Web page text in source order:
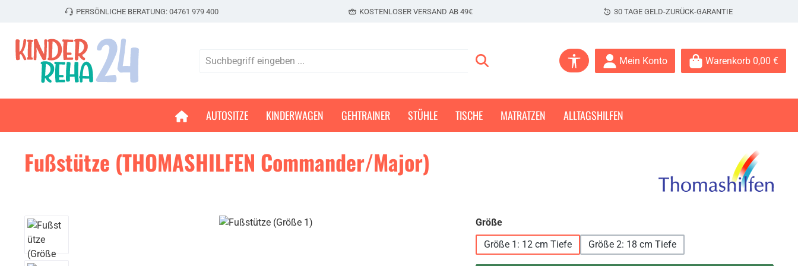
Hauptinhalt springen
Zur Suche springen
Zur Hauptnavigation springen
PERSÖNLICHE BERATUNG: 04761 979 400 KOSTENLOSER VERSAND AB 49€ 30 TAGE GELD-ZURÜCK-GARANTIE
Werkzeugleiste anzeigen
Mein Konto Warenkorb 0,00 €
AUTOSITZE KINDERWAGEN GEHTRAINER STÜHLE TISCHE MATRATZEN ALLTAGSHILFEN
Fußstütze (THOMASHILFEN Commander/Major)
Bildergalerie überspringen Größeauswählen
Größe 1: 12 cm Tiefe
Größe 2: 18 cm Tiefe